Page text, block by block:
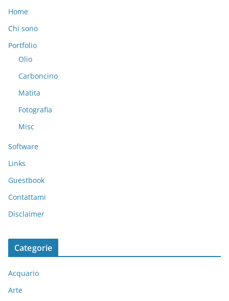
Home
Chi sono
Portfolio
Olio
Carboncino
Matita
Fotografia
Misc
Software
Links
Guestbook
Contattami
Disclaimer
Categorie
Acquario
Arte